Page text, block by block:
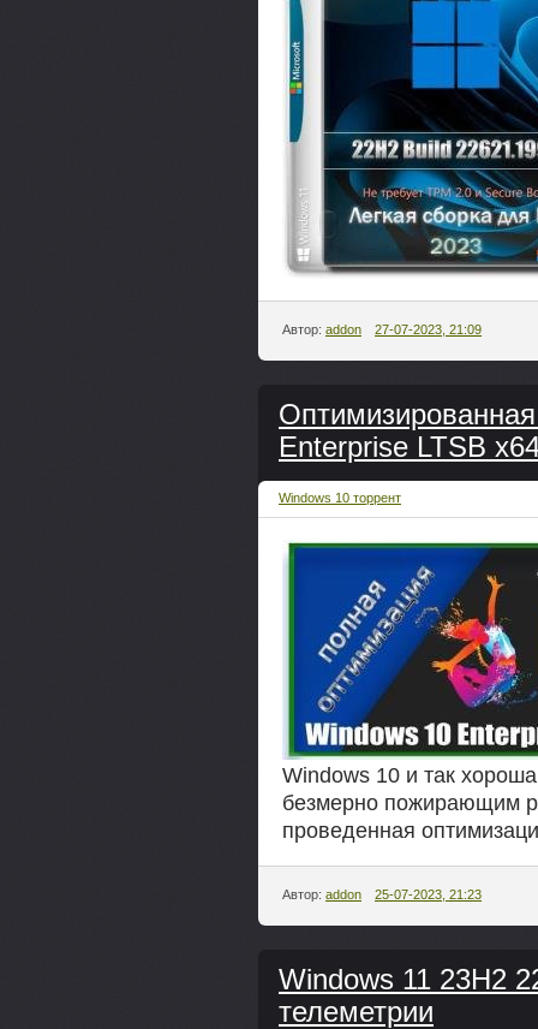
Автор: addon 27-07-2023, 21:09
Enterprise LTSB
Windows 10 торрент
Windows 10 и так
безмерно пожирающим
проведенная
Автор: addon 25-07-2023, 21:23
Windows 11 23H2
телеметрии